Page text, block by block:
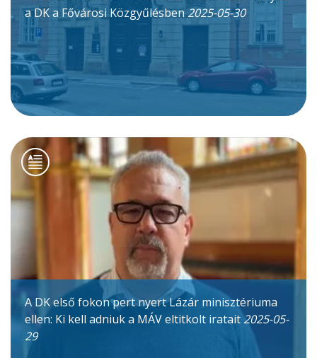
a DK a Fővárosi Közgyűlésben2025-05-30
A DK első fokon pert nyert Lázár minisztériuma
ellen: Ki kell adniuk a MÁV eltitkolt iratait2025-05-
29